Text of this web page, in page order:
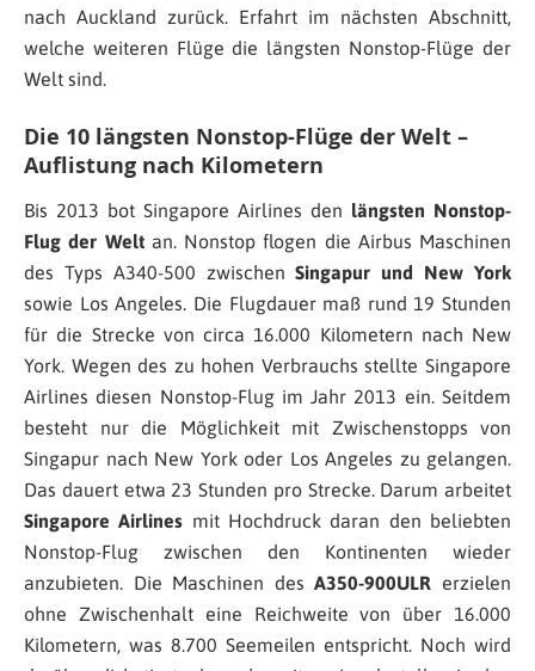
nach Auckland zurück. Erfahrt im nächsten Abschnitt,
welche weiteren Flüge die längsten Nonstop-Flüge der
Welt sind.
Die 10 längsten Nonstop-Flüge der Welt –
Auflistung nach Kilometern
Bis 2013 bot Singapore Airlines den längsten Nonstop-
Flug der Weltan. Nonstop flogen die Airbus Maschinen
des Typs A340-500 zwischenSingapur und New York
sowie Los Angeles. Die Flugdauer maß rund 19 Stunden
für die Strecke von circa 16.000 Kilometern nach New
York. Wegen des zu hohen Verbrauchs stellte Singapore
Airlines diesen Nonstop-Flug im Jahr 2013 ein. Seitdem
besteht nur die Möglichkeit mit Zwischenstopps von
Singapur nach New York oder Los Angeles zu gelangen.
Das dauert etwa 23 Stunden pro Strecke. Darum arbeitet
Singapore Airlines mit Hochdruck daran den beliebten
Nonstop-Flug zwischen den Kontinenten wieder
anzubieten. Die Maschinen desA350-900ULR erzielen
ohne Zwischenhalt eine Reichweite von über 16.000
Kilometern, was 8.700 Seemeilen entspricht. Noch wird